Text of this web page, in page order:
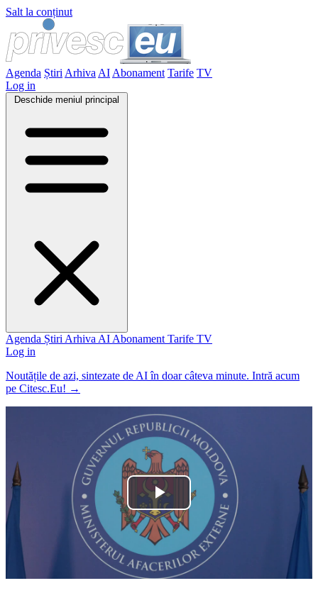
Salt la conținut
Agenda Știri Arhiva AI Abonament Tarife TV
Log in
Deschide meniul principal
Agenda Știri Arhiva AI Abonament Tarife TV
Log in
Noutățile de azi, sintezate de AI în doar câteva minute. Intră acum
pe Citesc.Eu! →
Play
Video